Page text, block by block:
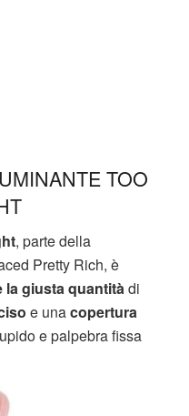
TOO
, parte della
Pretty Rich, è
la giusta quantitàdi
e unacopertura
e palpebra fissa